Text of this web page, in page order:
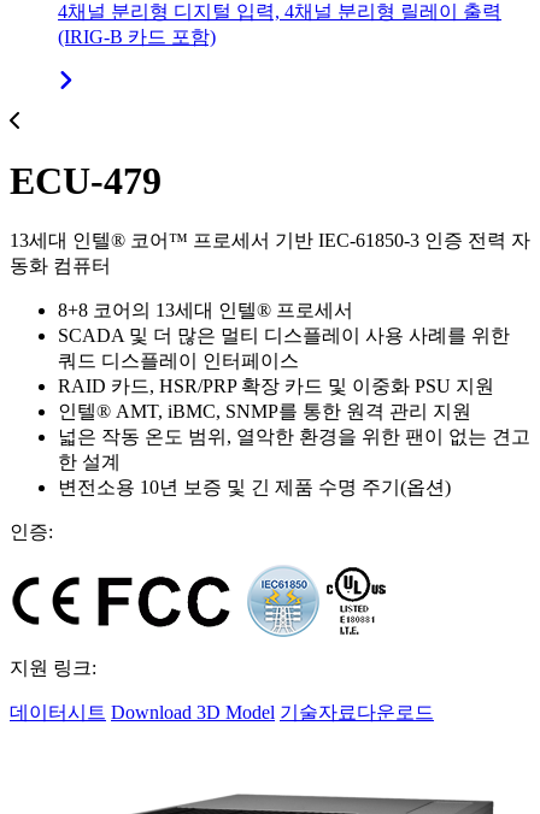
4채널 분리형 디지털 입력, 4채널 분리형 릴레이 출력
(IRIG-B 카드 포함)
ECU-479
13세대 인텔® 코어™ 프로세서 기반 IEC-61850-3 인증 전력 자
동화 컴퓨터
8+8 코어의 13세대 인텔® 프로세서
SCADA 및 더 많은 멀티 디스플레이 사용 사례를 위한
쿼드 디스플레이 인터페이스
RAID 카드, HSR/PRP 확장 카드 및 이중화 PSU 지원
인텔® AMT, iBMC, SNMP를 통한 원격 관리 지원
넓은 작동 온도 범위, 열악한 환경을 위한 팬이 없는 견고
한 설계
변전소용 10년 보증 및 긴 제품 수명 주기(옵션)
인증:
지원 링크:
데이터시트 Download 3D Model 기술자료다운로드